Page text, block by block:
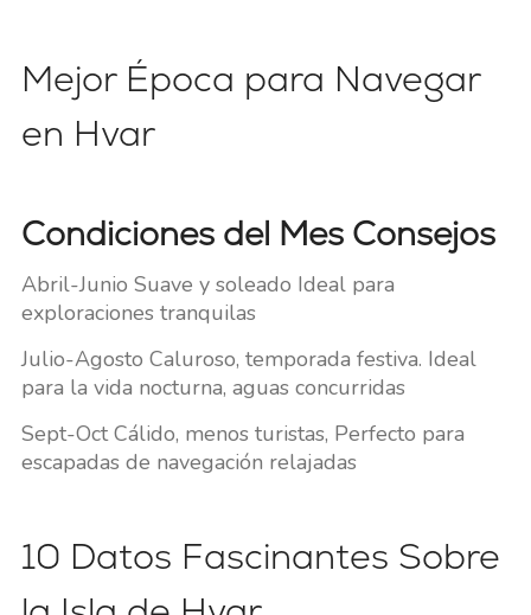
Mejor Época para Navegar
en Hvar
Condiciones del Mes Consejos
Abril-Junio Suave y soleado Ideal para
exploraciones tranquilas
Julio-Agosto Caluroso, temporada festiva. Ideal
para la vida nocturna, aguas concurridas
Sept-Oct Cálido, menos turistas, Perfecto para
escapadas de navegación relajadas
10 Datos Fascinantes Sobre